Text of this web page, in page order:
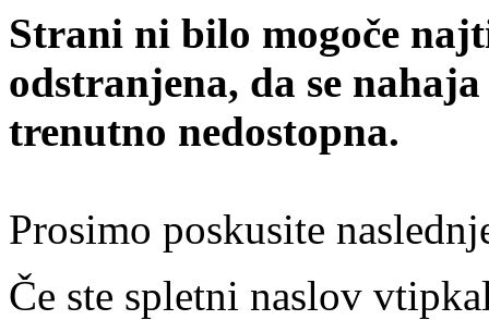
Strani ni bilo mogoče
odstranjena, da se
trenutno nedostopna.
Prosimo poskusite
Če ste spletni naslov